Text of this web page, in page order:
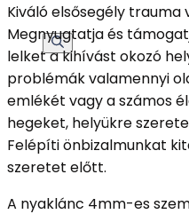
Kiváló elsősegély trauma
Megnyugtatja és
lelket a kihívást okozó
problémák valamennyi
emlékét vagy a számos
hegeket, helyükre
Felépíti önbizalmunkat
szeretet előtt.
A nyaklánc 4mm-es